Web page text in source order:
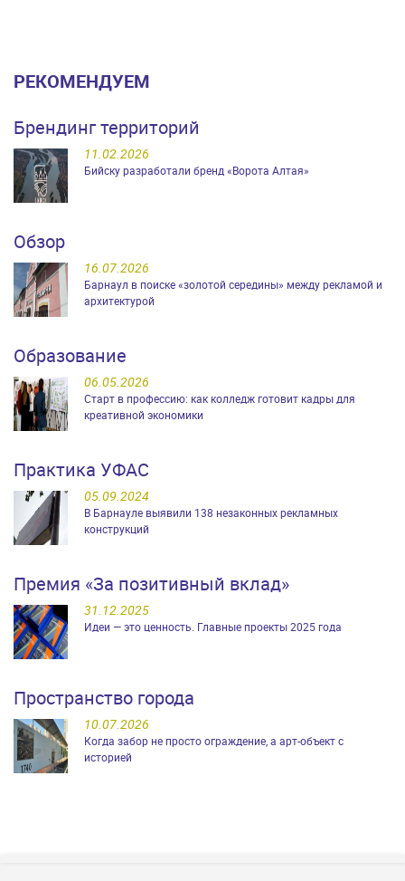
РЕКОМЕНДУЕМ
Брендинг территорий
11.02.2026
Бийску разработали бренд «Ворота Алтая»
Обзор
16.07.2026
Барнаул в поиске «золотой середины» между рекламой и
архитектурой
Образование
06.05.2026
Старт в профессию: как колледж готовит кадры для
креативной экономики
Практика УФАС
05.09.2024
В Барнауле выявили 138 незаконных рекламных
конструкций
Премия «За позитивный вклад»
31.12.2025
Идеи — это ценность. Главные проекты 2025 года
Пространство города
10.07.2026
Когда забор не просто ограждение, а арт-объект с
историей